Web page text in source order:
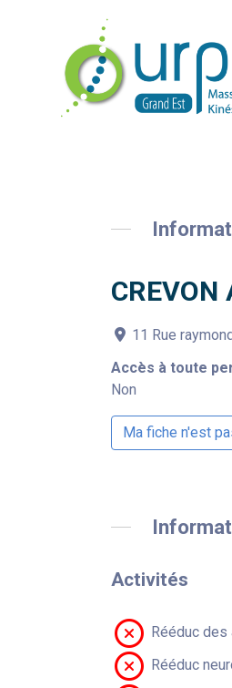
CREVON
11 Rue
Accès à toute
Non
Ma fiche n'est
Activités
Rééduc
Rééduc